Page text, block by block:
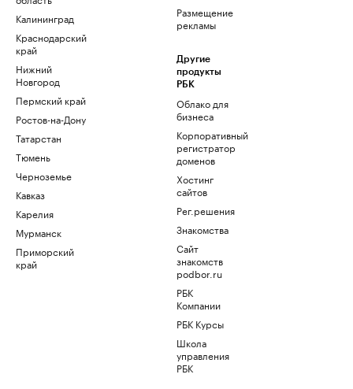
Калининград
Краснодарский
край
Нижний
Новгород
Пермский край
Ростов-на-Дону
Татарстан
Тюмень
Черноземье
Кавказ
Карелия
Мурманск
Приморский
край
Размещение
рекламы
Другие
продукты
РБК
Облако для
бизнеса
Корпоративный
регистратор
доменов
Хостинг
сайтов
Рег.решения
Знакомства
Сайт
знакомств
podbor.ru
РБК
Компании
РБК Курсы
Школа
управления
РБК